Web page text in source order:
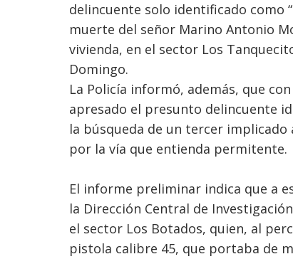
delincuente solo identificado como
muerte del señor Marino Antonio
vivienda, en el sector Los
Domingo.
La Policía informó, además, que
apresado el presunto delincuente
la búsqueda de un tercer implicado
por la vía que entienda permitente.
El informe preliminar indica que a
la Dirección Central de
el sector Los Botados, quien, al
pistola calibre 45, que portaba de